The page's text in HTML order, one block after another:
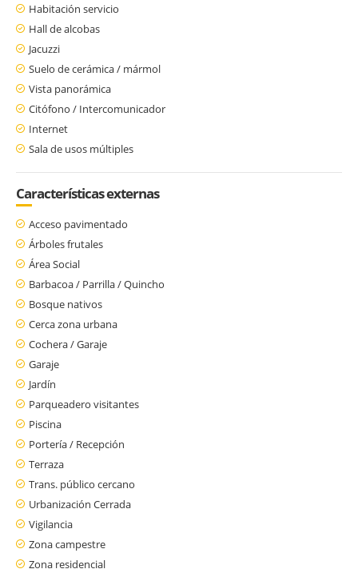
Habitación servicio
Hall de alcobas
Jacuzzi
Suelo de cerámica / mármol
Vista panorámica
Citófono / Intercomunicador
Internet
Sala de usos múltiples
Características externas
Acceso pavimentado
Árboles frutales
Área Social
Barbacoa / Parrilla / Quincho
Bosque nativos
Cerca zona urbana
Cochera / Garaje
Garaje
Jardín
Parqueadero visitantes
Piscina
Portería / Recepción
Terraza
Trans. público cercano
Urbanización Cerrada
Vigilancia
Zona campestre
Zona residencial